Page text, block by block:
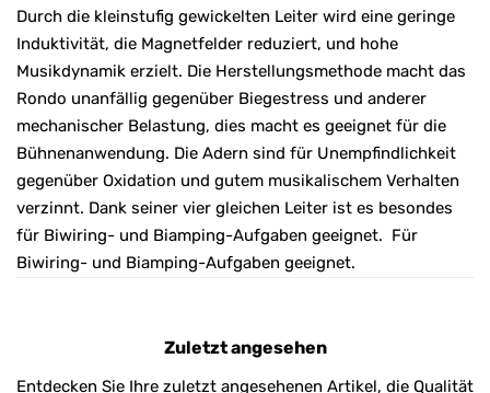
Durch die kleinstufig gewickelten Leiter wird eine geringe
Induktivität, die Magnetfelder reduziert, und hohe
Musikdynamik erzielt. Die Herstellungsmethode macht das
Rondo unanfällig gegenüber Biegestress und anderer
mechanischer Belastung, dies macht es geeignet für die
Bühnenanwendung. Die Adern sind für Unempfindlichkeit
gegenüber Oxidation und gutem musikalischem Verhalten
verzinnt. Dank seiner vier gleichen Leiter ist es besondes
für Biwiring- und Biamping-Aufgaben geeignet. Für
Biwiring- und Biamping-Aufgaben geeignet.
Zuletzt angesehen
Entdecken Sie Ihre zuletzt angesehenen Artikel, die Qualität